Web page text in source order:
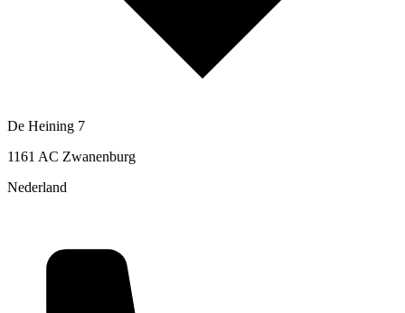
De Heining 7
1161 AC Zwanenburg
Nederland